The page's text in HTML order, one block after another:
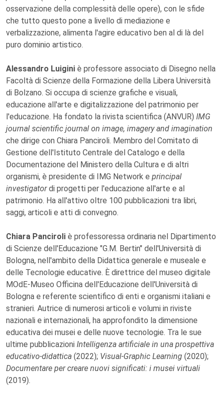
osservazione della complessità delle opere), con le sfide
che tutto questo pone a livello di mediazione e
verbalizzazione, alimenta l'agire educativo ben al di là del
puro dominio artistico.
Alessandro Luigini è professore associato di Disegno nella
Facoltà di Scienze della Formazione della Libera Università
di Bolzano. Si occupa di scienze grafiche e visuali,
educazione all'arte e digitalizzazione del patrimonio per
l'educazione. Ha fondato la rivista scientifica (ANVUR) IMG
journal scientific journal on image, imagery and imagination
che dirige con Chiara Panciroli. Membro del Comitato di
Gestione dell'Istituto Centrale del Catalogo e della
Documentazione del Ministero della Cultura e di altri
organismi, è presidente di IMG Network e principal
investigatordi progetti per l'educazione all'arte e al
patrimonio. Ha all'attivo oltre 100 pubblicazioni tra libri,
saggi, articoli e atti di convegno.
Chiara Panciroli è professoressa ordinaria nel Dipartimento
di Scienze dell'Educazione "G.M. Bertin" dell'Università di
Bologna, nell'ambito della Didattica generale e museale e
delle Tecnologie educative. È direttrice del museo digitale
MOdE-Museo Officina dell'Educazione dell'Università di
Bologna e referente scientifico di enti e organismi italiani e
stranieri. Autrice di numerosi articoli e volumi in riviste
nazionali e internazionali, ha approfondito la dimensione
educativa dei musei e delle nuove tecnologie. Tra le sue
ultime pubblicazioni Intelligenza artificiale in una prospettiva
educativo-didattica (2022); Visual-Graphic Learning (2020);
Documentare per creare nuovi significati: i musei virtuali
(2019).